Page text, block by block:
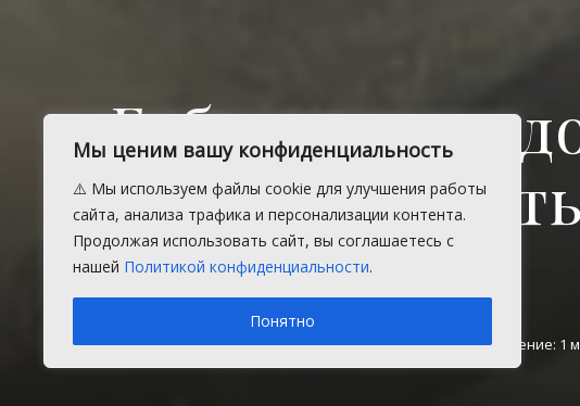
Мы ценим вашу конфиденциальность
⚠️ Мы используем файлы cookie для улучшения работы
сайта, анализа трафика и персонализации контента.
Продолжая использовать сайт, вы соглашаетесь с
нашей Политикой конфиденциальности.
Понятно
Губернатору
шторма
Вторник, 6 июня 2017 г. в рубрикеОбщество Время на чтение: 1